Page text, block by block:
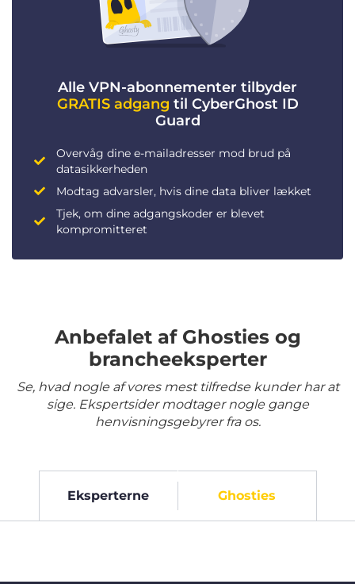
Alle VPN-abonnementer tilbyder
GRATIS adgang til CyberGhost ID
Guard
Overvåg dine e-mailadresser mod brud på
datasikkerheden
Modtag advarsler, hvis dine data bliver lækket
Tjek, om dine adgangskoder er blevet
kompromitteret
Anbefalet af Ghosties og
brancheeksperter
Se, hvad nogle af vores mest tilfredse kunder har at
sige. Ekspertsider modtager nogle gange
henvisningsgebyrer fra os.
Eksperterne Ghosties